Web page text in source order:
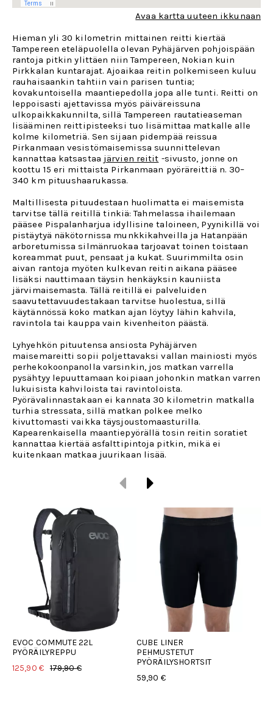
Avaa kartta uuteen ikkunaan
Hieman yli 30 kilometrin mittainen reitti kiertää
Tampereen eteläpuolella olevan Pyhäjärven pohjoispään
rantoja pitkin ylittäen niin Tampereen, Nokian kuin
Pirkkalan kuntarajat. Ajoaikaa reitin polkemiseen kuluu
rauhaisaankin tahtiin vain parisen tuntia;
kovakuntoisella maantiepedolla jopa alle tunti. Reitti on
leppoisasti ajettavissa myös päiväreissuna
ulkopaikkakunnilta, sillä Tampereen rautatieaseman
lisääminen reittipisteeksi tuo lisämittaa matkalle alle
kolme kilometriä. Sen sijaan pidempää reissua
Pirkanmaan vesistömaisemissa suunnittelevan
kannattaa katsastaa järvien reitit -sivusto, jonne on
koottu 15 eri mittaista Pirkanmaan pyöräreittiä n. 30–
340 km pituushaarukassa.
Maltillisesta pituudestaan huolimatta ei maisemista
tarvitse tällä reitillä tinkiä: Tahmelassa ihailemaan
pääsee Pispalanharjua idyllisine taloineen, Pyynikillä voi
pistäytyä näkötornissa munkkikahveilla ja Hatanpään
arboretumissa silmänruokaa tarjoavat toinen toistaan
koreammat puut, pensaat ja kukat. Suurimmilta osin
aivan rantoja myöten kulkevan reitin aikana pääsee
lisäksi nauttimaan täysin henkäyksin kauniista
järvimaisemasta. Tällä reitillä ei palveluiden
saavutettavuudestakaan tarvitse huolestua, sillä
käytännössä koko matkan ajan löytyy lähin kahvila,
ravintola tai kauppa vain kivenheiton päästä.
Lyhyehkön pituutensa ansiosta Pyhäjärven
maisemareitti sopii poljettavaksi vallan mainiosti myös
perhekokoonpanolla varsinkin, jos matkan varrella
pysähtyy lepuuttamaan koipiaan johonkin matkan varren
lukuisista kahviloista tai ravintoloista.
Pyörävalinnastakaan ei kannata 30 kilometrin matkalla
turhia stressata, sillä matkan polkee melko
kivuttomasti vaikka täysjoustomaasturilla.
Kapearenkaisella maantiepyörällä tosin reitin soratiet
kannattaa kiertää asfalttipintoja pitkin, mikä ei
kuitenkaan matkaa juurikaan lisää.
EVOC COMMUTE 22L
PYÖRÄILYREPPU
125,90 € 179,90 €
CUBE LINER
PEHMUSTETUT
PYÖRÄILYSHORTSIT
59,90 €